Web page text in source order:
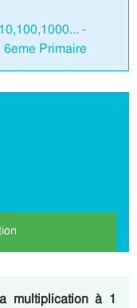
-
6eme Primaire
multiplication à 1